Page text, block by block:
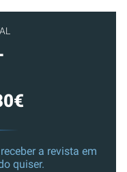
a revista em
quiser.